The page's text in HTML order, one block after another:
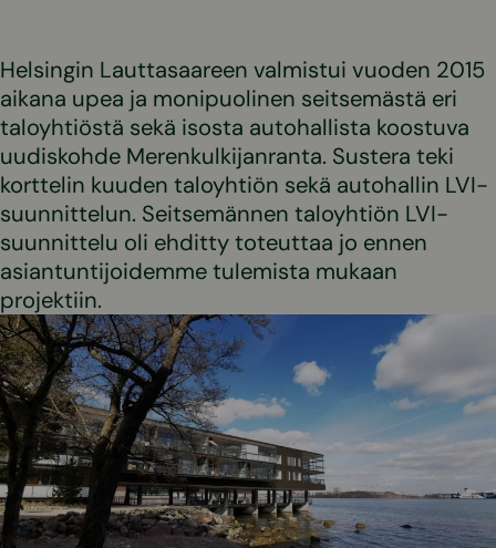
Helsingin Lauttasaareen valmistui vuoden 2015
aikana upea ja monipuolinen seitsemästä eri
taloyhtiöstä sekä isosta autohallista koostuva
uudiskohde Merenkulkijanranta. Sustera teki
korttelin kuuden taloyhtiön sekä autohallin LVI-
suunnittelun. Seitsemännen taloyhtiön LVI-
suunnittelu oli ehditty toteuttaa jo ennen
asiantuntijoidemme tulemista mukaan
projektiin.